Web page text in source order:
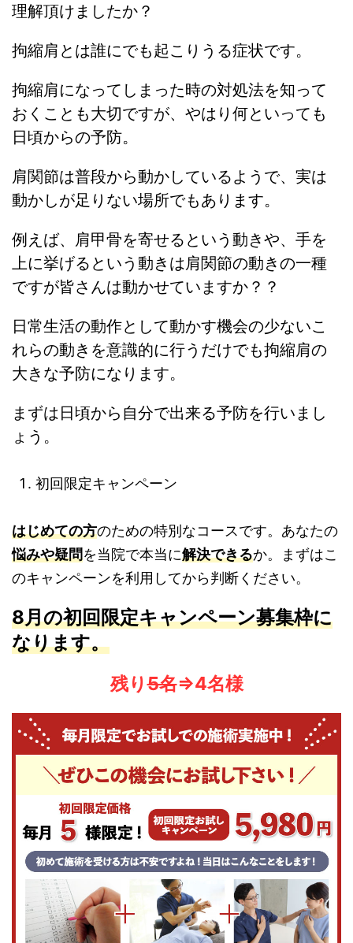
理解頂けましたか？
拘縮肩とは誰にでも起こりうる症状です。
拘縮肩になってしまった時の対処法を知って
おくことも大切ですが、やはり何といっても
日頃からの予防。
肩関節は普段から動かしているようで、実は
動かしが足りない場所でもあります。
例えば、肩甲骨を寄せるという動きや、手を
上に挙げるという動きは肩関節の動きの一種
ですが皆さんは動かせていますか？？
日常生活の動作として動かす機会の少ないこ
れらの動きを意識的に行うだけでも拘縮肩の
大きな予防になります。
まずは日頃から自分で出来る予防を行いまし
ょう。
初回限定キャンペーン
はじめての方のための特別なコースです。あなたの
悩みや疑問を当院で本当に解決できるか。まずはこ
のキャンペーンを利用してから判断ください。
8月の初回限定キャンペーン募集枠に
なります。
残り5名⇒4名様